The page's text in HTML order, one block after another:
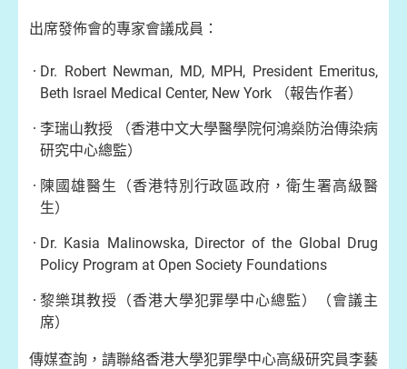
出席發佈會的專家會議成員：
Dr. Robert Newman, MD, MPH, President Emeritus,
Beth Israel Medical Center, New York （報告作者）
李瑞山教授 （香港中文大學醫學院何鴻燊防治傳染病
研究中心總監）
陳國雄醫生（香港特別行政區政府，衛生署高級醫
生）
Dr. Kasia Malinowska, Director of the Global Drug
Policy Program at Open Society Foundations
黎樂琪教授（香港大學犯罪學中心總監）（會議主
席）
傳媒查詢，請聯絡香港大學犯罪學中心高級研究員李藝